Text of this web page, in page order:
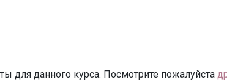
для данного курса. Посмотрите пожалуйста